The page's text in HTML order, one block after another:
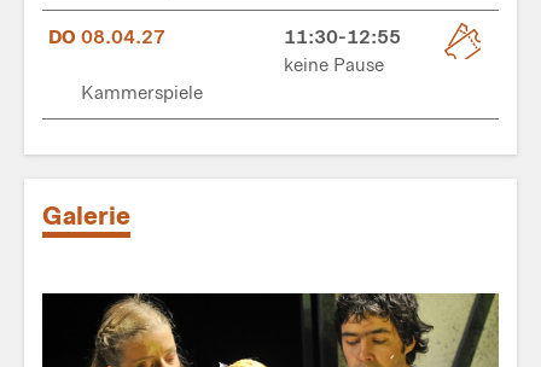
DO 08.04.27
11:30-12:55
keine Pause
Kammerspiele
Galerie